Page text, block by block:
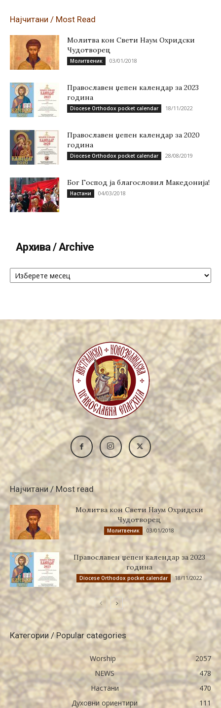
Најчитани / Most Read
Молитва кон Свети Наум Охридски
Чудотворец
Молитвеник 03/01/2018
Православен џепен календар за 2023
година
Diocese Orthodox pocket calendar 18/11/2022
Православен џепен календар за 2020
година
Diocese Orthodox pocket calendar 28/08/2019
Бог Господ ја благословил Македонија!
Настани 04/03/2018
Архива / Archive
Архива
Најчитани / Most read
Молитва кон Свети Наум Охридски
Чудотворец
Молитвеник 03/01/2018
Православен џепен календар за 2023
година
Diocese Orthodox pocket calendar 18/11/2022
Категории / Popular categories
Worship
2057
NEWS
478
Настани
470
Духовни ориентири
111